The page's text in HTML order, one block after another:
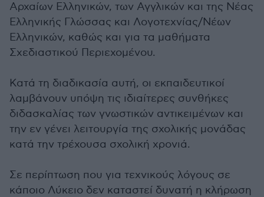
Αρχαίων Ελληνικών, των Αγγλικών και της Νέας
Ελληνικής Γλώσσας και Λογοτεχνίας/Νέων
Ελληνικών, καθώς και για τα μαθήματα
Σχεδιαστικού Περιεχομένου.
Κατά τη διαδικασία αυτή, οι εκπαιδευτικοί
λαμβάνουν υπόψη τις ιδιαίτερες συνθήκες
διδασκαλίας των γνωστικών αντικειμένων και
την εν γένει λειτουργία της σχολικής μονάδας
κατά την τρέχουσα σχολική χρονιά.
Σε περίπτωση που για τεχνικούς λόγους σε
κάποιο Λύκειο δεν καταστεί δυνατή η κλήρωση